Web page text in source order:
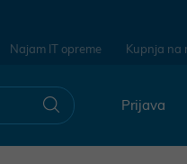
Najam IT opreme Kupnja na
Prijava